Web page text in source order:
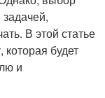
В этой статье
будет
и